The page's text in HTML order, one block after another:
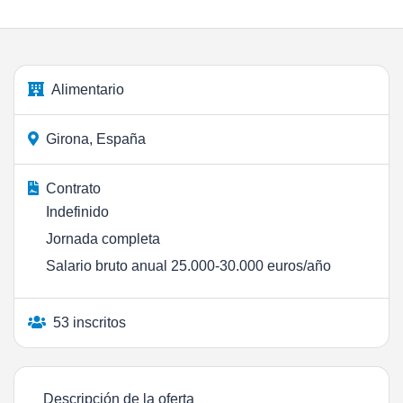
Alimentario
Girona, España
Contrato
Indefinido
Jornada completa
Salario bruto anual 25.000-30.000 euros/año
53 inscritos
Descripción de la oferta